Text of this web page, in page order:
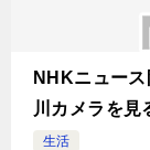
NHKニュー
川カメラを見
生活